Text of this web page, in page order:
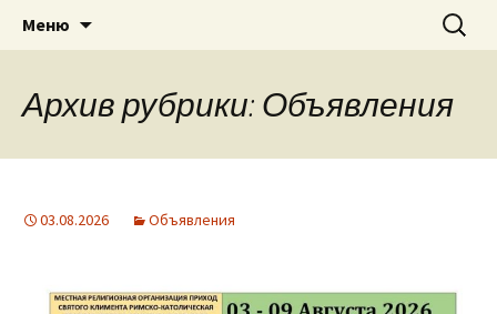
Римско-католическая
церковь в Саратове
Приход святого Климента
Меню Найти:
Архив рубрики: Объявления
03.08.2026 Объявления